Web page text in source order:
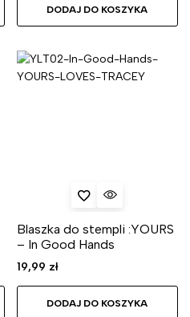
DODAJ DO KOSZYKA
Blaszka do stempli :YOURS
– In Good Hands
19,99 zł
DODAJ DO KOSZYKA